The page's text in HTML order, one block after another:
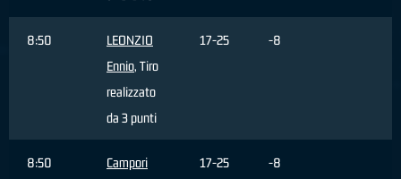
8:50
LEONZIO
Ennio, Tiro
realizzato
da 3 punti
17-25 -8
8:50
Campori
17-25 -8